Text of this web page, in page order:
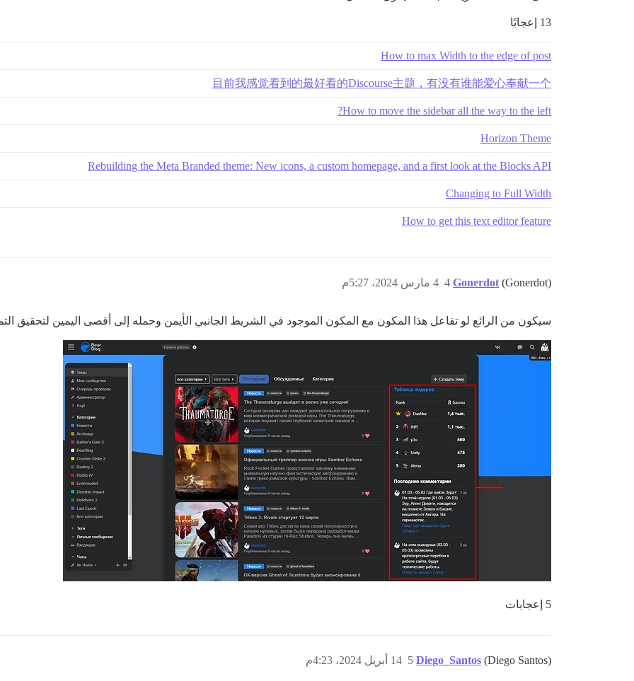
13 إعجابًا
How to max Width to the edge of post
目前我感觉看到的最好看的Discourse主题，有没有谁能爱心奉献一个
How to move the sidebar all the way to the left?
Horizon Theme
Rebuilding the Meta Branded theme: New icons, a custom homepage, and a first look at the Blocks API
Changing to Full Width
How to get this text editor feature
Gonerdot (Gonerdot) 4 مارس 2024، 5:27م 4
سيكون من الرائع لو تفاعل هذا المكون مع المكون الموجود في الشريط الجانبي الأيمن وحمله إلى أقصى اليمين لتحقيق
5 إعجابات
Diego_Santos (Diego Santos) 14 أبريل 2024، 4:23م 5